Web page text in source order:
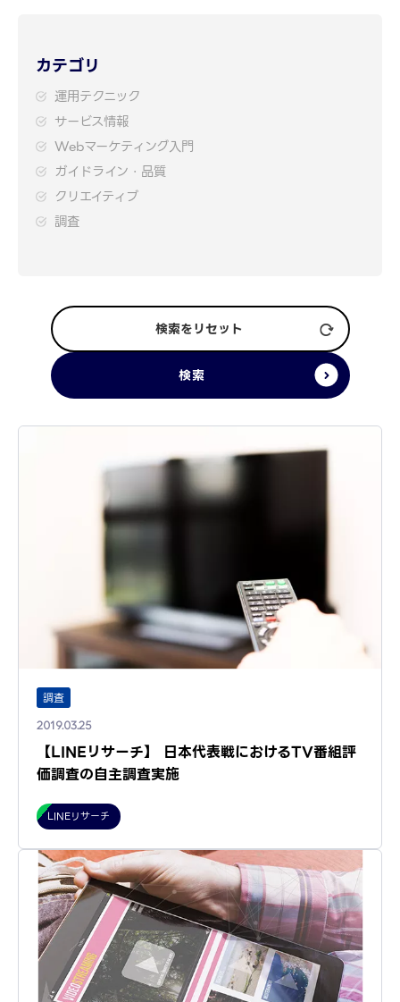
カテゴリ
運用テクニック
サービス情報
Webマーケティング入門
ガイドライン・品質
クリエイティブ
調査
検索をリセット
検索
調査
2019.03.25
【LINEリサーチ】 日本代表戦におけるTV番組評
価調査の自主調査実施
LINEリサーチ